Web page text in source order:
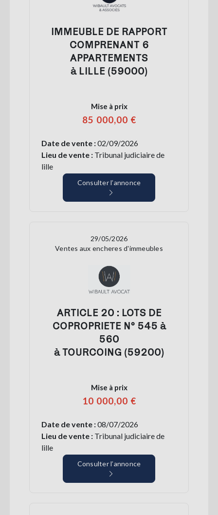
IMMEUBLE DE RAPPORT
COMPRENANT 6
APPARTEMENTS
à LILLE (59000)
Mise à prix
85 000,00 €
Date de vente :02/09/2026
Lieu de vente : Tribunal judiciaire de
lille
Consulter l’annonce
29/05/2026
Ventes aux encheres d'immeubles
ARTICLE 20 : LOTS DE
COPROPRIETE N° 545 à
560
à TOURCOING (59200)
Mise à prix
10 000,00 €
Date de vente :08/07/2026
Lieu de vente : Tribunal judiciaire de
lille
Consulter l’annonce